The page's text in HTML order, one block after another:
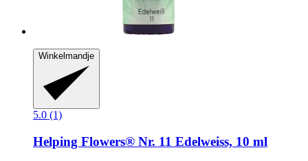
Winkelmandje
5.0 (1)
Helping Flowers® Nr. 11 Edelweiss, 10 ml